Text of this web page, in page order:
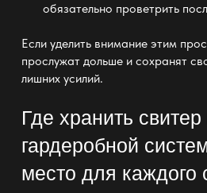
обязательно проветрить
Если уделить внимание этим
прослужат дольше и сохранят
лишних усилий.
Где хранить свитер
гардеробной
место для каждого